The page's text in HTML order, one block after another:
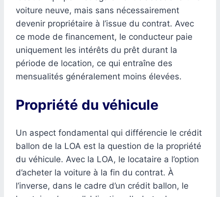
voiture neuve, mais sans nécessairement
devenir propriétaire à l’issue du contrat. Avec
ce mode de financement, le conducteur paie
uniquement les intérêts du prêt durant la
période de location, ce qui entraîne des
mensualités généralement moins élevées.
Propriété du véhicule
Un aspect fondamental qui différencie le crédit
ballon de la LOA est la question de la propriété
du véhicule. Avec la LOA, le locataire a l’option
d’acheter la voiture à la fin du contrat. À
l’inverse, dans le cadre d’un crédit ballon, le